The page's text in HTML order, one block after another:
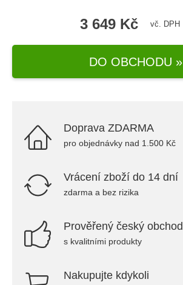
3 649 Kč vč. DPH
DO OBCHODU »
Doprava ZDARMA
pro objednávky nad 1.500 Kč
Vrácení zboží do 14 dní
zdarma a bez rizika
Prověřený český obchod
s kvalitními produkty
Nakupujte kdykoli